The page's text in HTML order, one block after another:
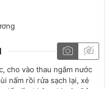
cho vào thau ngâm nước
nấm rồi rửa sạch lại, xé